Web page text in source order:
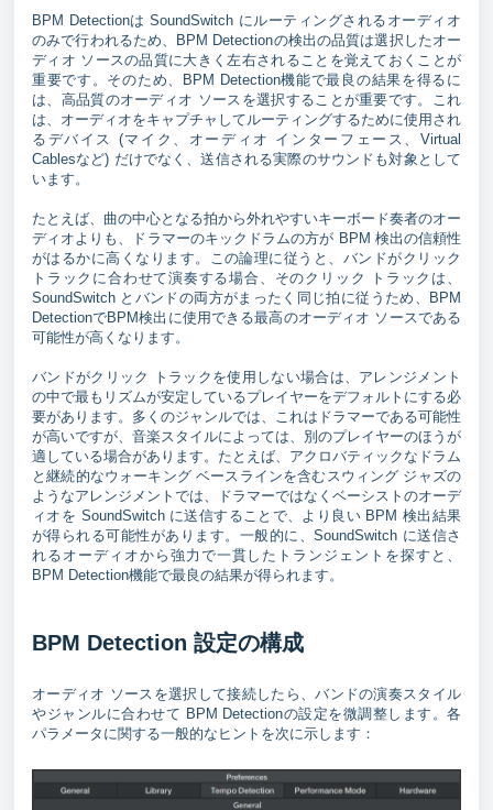
BPM Detectionは SoundSwitch にルーティングされるオーディオ
のみで行われるため、BPM Detectionの検出の品質は選択したオー
ディオ ソースの品質に大きく左右されることを覚えておくことが
重要です。そのため、BPM Detection機能で最良の結果を得るに
は、高品質のオーディオ ソースを選択することが重要です。これ
は、オーディオをキャプチャしてルーティングするために使用され
るデバイス (マイク、オーディオ インターフェース、Virtual
Cablesなど) だけでなく、送信される実際のサウンドも対象として
います。
たとえば、曲の中心となる拍から外れやすいキーボード奏者のオー
ディオよりも、ドラマーのキックドラムの方が BPM 検出の信頼性
がはるかに高くなります。この論理に従うと、バンドがクリック
トラックに合わせて演奏する場合、そのクリック トラックは、
SoundSwitch とバンドの両方がまったく同じ拍に従うため、BPM
DetectionでBPM検出に使用できる最高のオーディオ ソースである
可能性が高くなります。
バンドがクリック トラックを使用しない場合は、アレンジメント
の中で最もリズムが安定しているプレイヤーをデフォルトにする必
要があります。多くのジャンルでは、これはドラマーである可能性
が高いですが、音楽スタイルによっては、別のプレイヤーのほうが
適している場合があります。たとえば、アクロバティックなドラム
と継続的なウォーキング ベースラインを含むスウィング ジャズの
ようなアレンジメントでは、ドラマーではなくベーシストのオーデ
ィオを SoundSwitch に送信することで、より良い BPM 検出結果
が得られる可能性があります。一般的に、SoundSwitch に送信さ
れるオーディオから強力で一貫したトランジェントを探すと、
BPM Detection機能で最良の結果が得られます。
BPM Detection 設定の構成
オーディオ ソースを選択して接続したら、バンドの演奏スタイル
やジャンルに合わせて BPM Detectionの設定を微調整します。各
パラメータに関する一般的なヒントを次に示します：